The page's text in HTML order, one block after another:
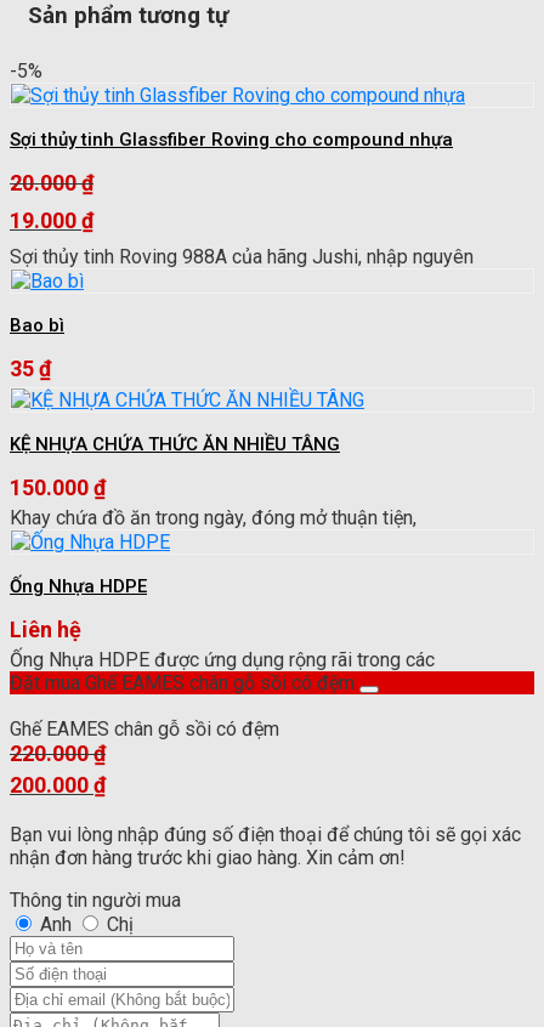
Sản phẩm tương tự
-5%
Sợi thủy tinh Glassfiber Roving cho compound nhựa
20.000₫
Giá
là:
20.000 ₫.
19.000₫
Giá
hiện
là:
Sợi thủy tinh Roving 988A của hãng Jushi, nhập nguyên
Bao bì
35₫
KỆ NHỰA CHỨA THỨC ĂN NHIỀU TÂNG
150.000₫
Khay chứa đồ ăn trong ngày, đóng mở thuận tiện,
Ống Nhựa HDPE
Liên hệ
Ống Nhựa HDPE được ứng dụng rộng rãi trong các
Đặt mua Ghế EAMES chân gỗ sồi có đệm
Ghế EAMES chân gỗ sồi có đệm
220.000₫
Giá
là:
220.000 ₫.
200.000₫
hiện
tại
200.000 ₫.
Bạn vui lòng nhập đúng số điện thoại để chúng tôi sẽ gọi xác
nhận đơn hàng trước khi giao hàng. Xin cảm ơn!
Thông tin người mua
Anh
Chị